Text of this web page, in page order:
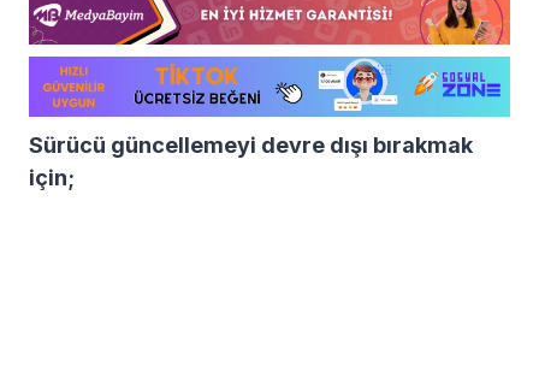
Sürücü güncellemeyi devre dışı bırakmak
için;